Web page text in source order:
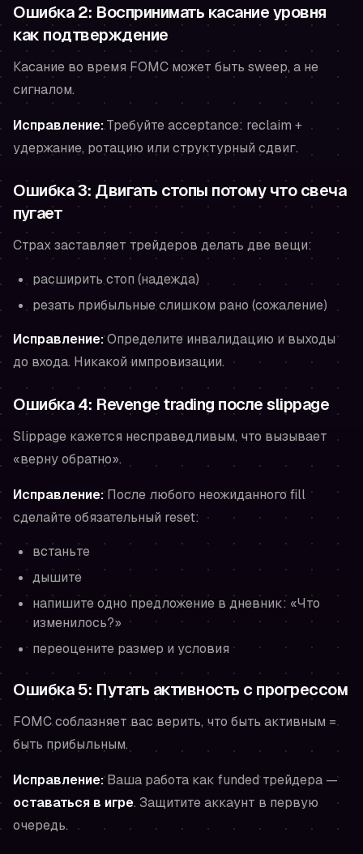
Ошибка 2: Воспринимать касание уровня
как подтверждение
Касание во время FOMC может быть sweep, а не
сигналом.
Исправление:Требуйте acceptance: reclaim +
удержание, ротацию или структурный сдвиг.
Ошибка 3: Двигать стопы потому что свеча
пугает
Страх заставляет трейдеров делать две вещи:
расширить стоп (надежда)
резать прибыльные слишком рано (сожаление)
Исправление:Определите инвалидацию и выходы
до входа. Никакой импровизации.
Ошибка 4: Revenge trading после slippage
Slippage кажется несправедливым, что вызывает
«верну обратно».
Исправление:После любого неожиданного fill
сделайте обязательный reset:
встаньте
дышите
напишите одно предложение в дневник: «Что
изменилось?»
переоцените размер и условия
Ошибка 5: Путать активность с прогрессом
FOMC соблазняет вас верить, что быть активным =
быть прибыльным.
Исправление:Ваша работа как funded трейдера —
оставаться в игре. Защитите аккаунт в первую
очередь.